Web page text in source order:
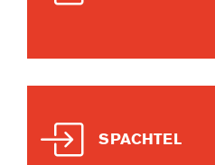
SPACHTEL